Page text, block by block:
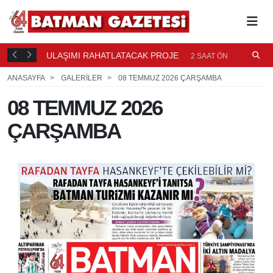
ULAŞIMI RAHATLATACAK PROJE 2 SAAT ÖNCE
ANASAYFA GALERİLER 08 TEMMUZ 2026 ÇARŞAMBA
08 TEMMUZ 2026
ÇARŞAMBA